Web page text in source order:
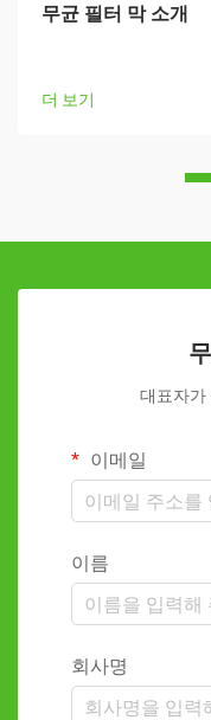
무균 필터 막 소개
더 보기
대표자가
이메일
이름
회사명